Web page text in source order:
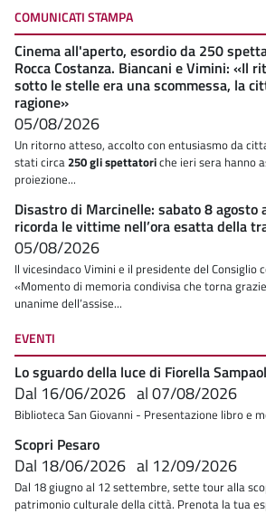
COMUNICATI STAMPA
Cinema all'aperto, esordio da 250
Rocca Costanza. Biancani e Vimini: «Il
sotto le stelle era una scommessa, la
ragione»
05/08/2026
Un ritorno atteso, accolto con entusiasmo da
stati circa250 gli spettatoriche ieri sera hanno
proiezione...
Disastro di Marcinelle: sabato 8 agosto
ricorda le vittime nell’ora esatta della
05/08/2026
Il vicesindaco Vimini e il presidente del Consiglio
«Momento di memoria condivisa che torna
unanime dell’assise...
EVENTI
Lo sguardo della luce di Fiorella
Dal 16/06/2026 al07/08/2026
Biblioteca San Giovanni - Presentazione libro e
Scopri Pesaro
Dal 18/06/2026 al 12/09/2026
Dal 18 giugno al 12 settembre, sette tour alla
patrimonio culturale della città. Prenota la tua